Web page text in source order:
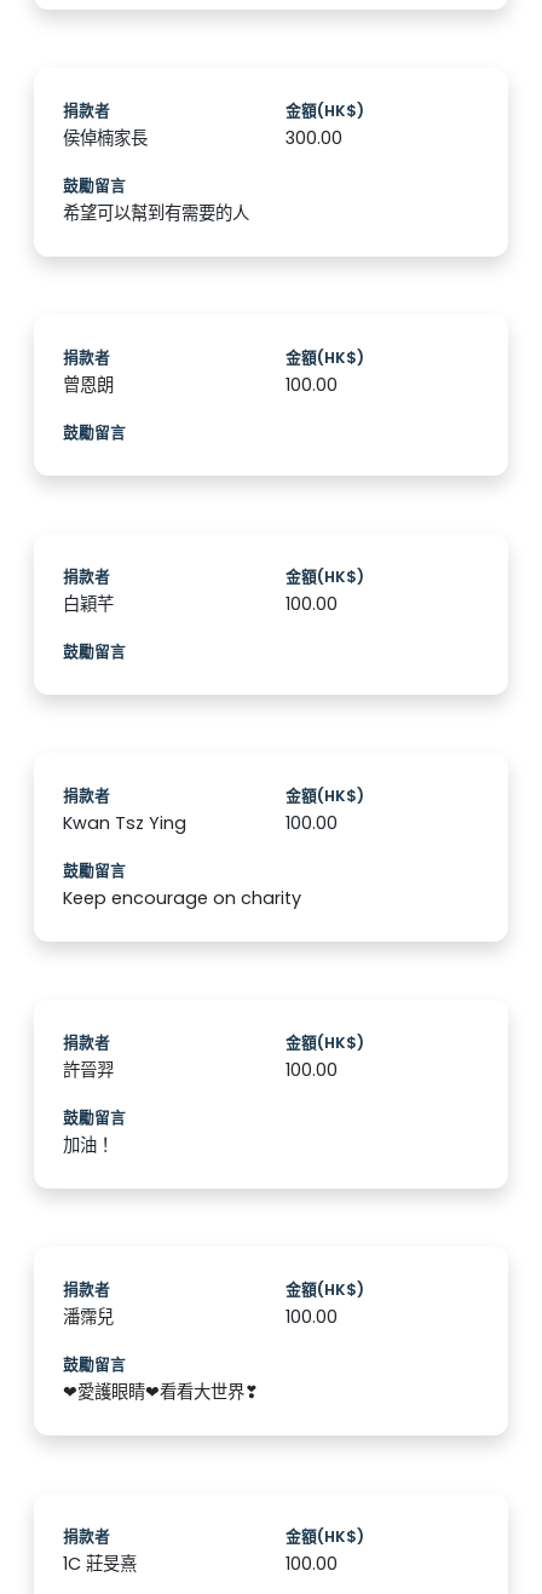
捐款者
侯倬楠家長
金額(HK$)
300.00
鼓勵留言
希望可以幫到有需要的人
捐款者
曾恩朗
金額(HK$)
100.00
鼓勵留言
捐款者
白穎芊
金額(HK$)
100.00
鼓勵留言
捐款者
Kwan Tsz Ying
金額(HK$)
100.00
鼓勵留言
Keep encourage on charity
捐款者
許晉羿
金額(HK$)
100.00
鼓勵留言
加油！
捐款者
潘霈兒
金額(HK$)
100.00
鼓勵留言
❤愛護眼睛❤看看大世界❣
捐款者
1C 莊旻熹
金額(HK$)
100.00